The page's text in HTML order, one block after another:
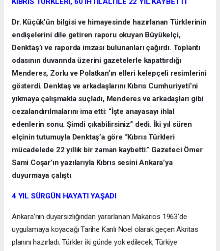
Dr. Küçük’ün bilgisi ve himayesinde hazırlanan Türklerinin
endişelerini dile getiren raporu okuyan Büyükelçi,
Denktaş’ı ve raporda imzası bulunanları çağırdı. Toplantı
odasının duvarında üzerini gazetelerle kapattırdığı
Menderes, Zorlu ve Polatkan’ın elleri kelepçeli resimlerini
gösterdi. Denktaş ve arkadaşlarını Kıbrıs Cumhuriyeti’ni
yıkmaya çalışmakla suçladı, Menderes ve arkadaşları gibi
cezalandırılmalarını ima etti: “İşte anayasayı ihlal
edenlerin sonu. Şimdi çıkabilirsiniz” dedi. İki yıl süren
elçinin tutumuyla Denktaş’a göre “Kıbrıs Türkleri
mücadelede 22 yıllık bir zaman kaybetti.” Gazeteci Ömer
Sami Coşar’ın yazılarıyla Kıbrıs sesini Ankara’ya
duyurmaya çalıştı.
4 YIL SÜRGÜN HAYATI YAŞADI
Ankara’nın duyarsızlığından yararlanan Makarios 1963’de
uygulamaya koyacağı Tarihe Kanlı Noel olarak geçen Akritas
planını hazırladı. Türkler iki günde yok edilecek, Türkiye